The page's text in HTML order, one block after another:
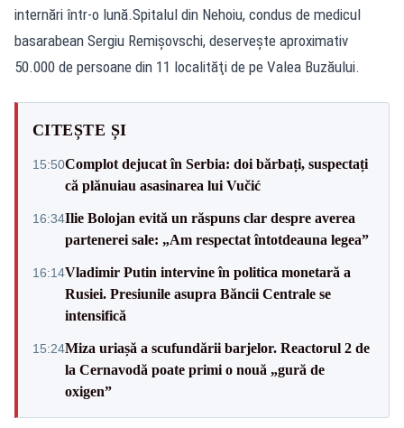
internări într-o lună.Spitalul din Nehoiu, condus de medicul
basarabean Sergiu Remişovschi, deserveşte aproximativ
50.000 de persoane din 11 localităţi de pe Valea Buzăului.
CITEȘTE ȘI
15:50Complot dejucat în Serbia: doi bărbați, suspectați
că plănuiau asasinarea lui Vučić
16:34Ilie Bolojan evită un răspuns clar despre averea
partenerei sale: „Am respectat întotdeauna legea”
16:14Vladimir Putin intervine în politica monetară a
Rusiei. Presiunile asupra Băncii Centrale se
intensifică
15:24Miza uriașă a scufundării barjelor. Reactorul 2 de
la Cernavodă poate primi o nouă „gură de
oxigen”